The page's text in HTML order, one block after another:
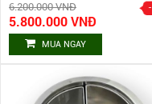
6.200.000 VNĐ
5.800.000 VNĐ
MUA NGAY